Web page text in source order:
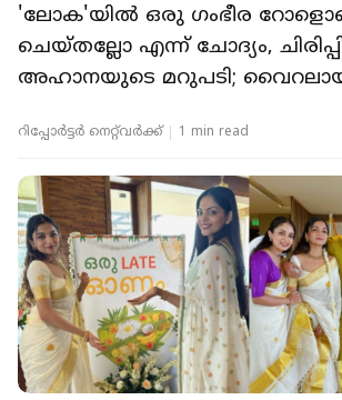
'ലോക'യിൽ ഒരു ഗംഭീര
ചെയ്തല്ലോ എന്ന് ചോദ്യം,
അഹാനയുടെ മറുപടി;
റിപ്പോർട്ടർ നെറ്റ്‌വര്‍ക്ക്‌ 1 min read